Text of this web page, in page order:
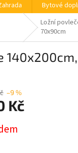
Bytové
Ložní
70x90cm
–9 %
Kč